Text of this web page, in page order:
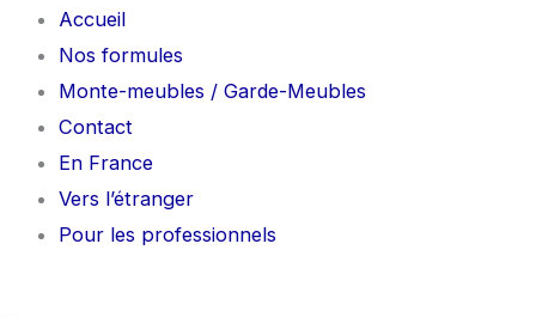
Accueil
Nos formules
Monte-meubles / Garde-Meubles
Contact
En France
Vers l’étranger
Pour les professionnels